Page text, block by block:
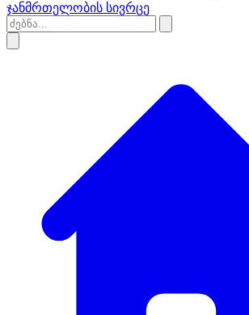
ჯანმრთელობის სივრცე